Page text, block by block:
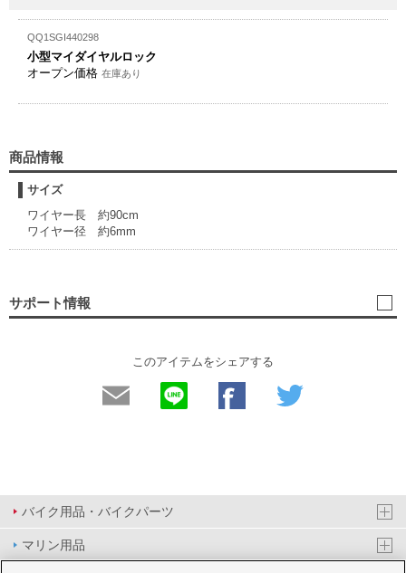
QQ1SGI440298
小型マイダイヤルロック
オープン価格 在庫あり
商品情報
サイズ
ワイヤー長 約90cm
ワイヤー径 約6mm
サポート情報
このアイテムをシェアする
バイク用品・バイクパーツ
マリン用品